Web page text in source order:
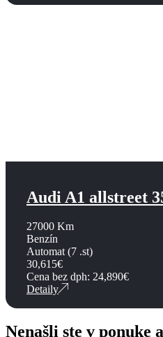
Audi A1 allstreet
27000 Km
Benzín
Automat (7 .st)
30,615€
Cena bez dph: 24,890€
Detaily
Nenašli ste v ponuke